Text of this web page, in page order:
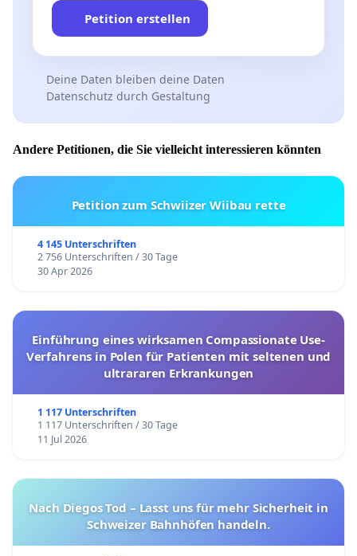
Petition erstellen
Deine Daten bleiben deine Daten
Datenschutz durch Gestaltung
Andere Petitionen, die Sie vielleicht interessieren könnten
Petition zum Schwiizer Wiibau rette
4 145 Unterschriften
2 756 Unterschriften / 30 Tage
30 Apr 2026
Einführung eines wirksamen Compassionate Use-
Verfahrens in Polen für Patienten mit seltenen und
ultrararen Erkrankungen
1 117 Unterschriften
1 117 Unterschriften / 30 Tage
11 Jul 2026
Nach Diegos Tod – Lasst uns für mehr Sicherheit in
Schweizer Bahnhöfen handeln.